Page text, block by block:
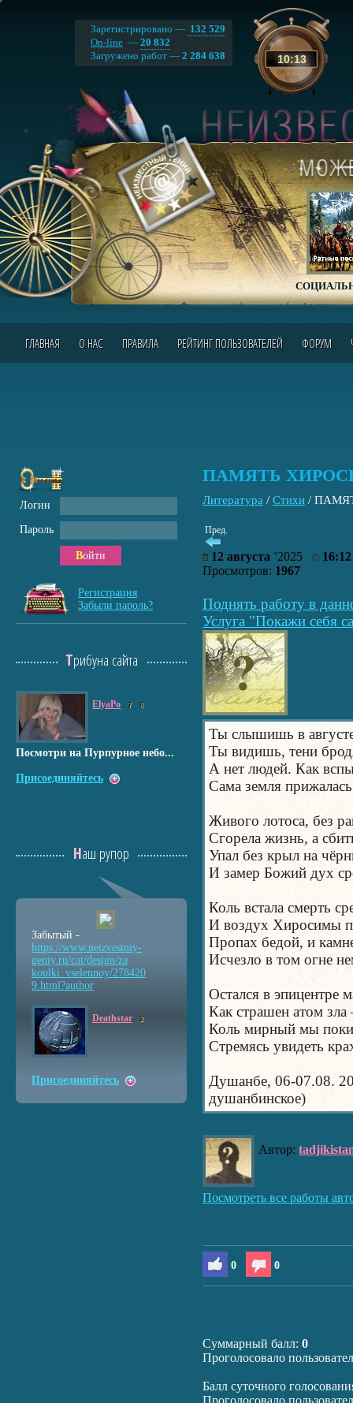
10:13
Зарегистрировано — 132 529
On-line — 20 832
Загружено работ — 2 284 638
ГЛАВНАЯ О НАС ПРАВИЛА РЕЙТИНГ ПОЛЬЗОВАТЕЛЕЙ ФОРУМ
ПАМЯТЬ
Литература / Стихи /
Пред.
12 августа ’2025
16:12
Просмотров: 1967
Поднять работу в
Услуга "Покажи себя
Ты слышишь в
Ты видишь, тени
А нет людей. Как
Сама земля
Живого лотоса, без
Сгорела жизнь, а
Упал без крыл на
И замер Божий дух
Коль встала смерть
И воздух Хиросимы
Пропах бедой, и
Исчезло в том огне
Остался в эпицентре
Как страшен атом зла
Коль мирный мы
Стремясь увидеть
Душанбе, 06-07.08.
душанбинское)
Автор:
Посмотреть все работы
0 0
Суммарный балл: 0
Проголосовало
Балл суточного
Проголосовало
Логин
Пароль
Войти
Регистрация
Забыли пароль?
Трибуна сайта
ElyaPo 7 8
Посмотри на Пурпурное небо...
Присоединяйтесь
Наш рупор
Забытый -
https://www.neizvestniy-
geniy.ru/cat/design/za
koulki_vselennoy/278420
9.html?author
Deathstar 2
Присоединяйтесь